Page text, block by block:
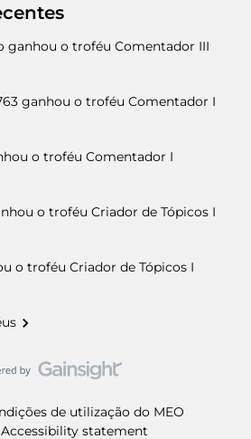
ganhou o troféu Comentador III
ganhou o troféu Comentador I
o troféu Comentador I
o troféu Criador de Tópicos I
o troféu Criador de Tópicos I
de utilização do MEO
Accessibility statement